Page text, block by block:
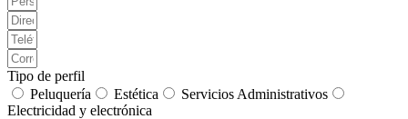
Tipo de perfil
Peluquería
Estética
Servicios Administrativos
Electricidad y electrónica